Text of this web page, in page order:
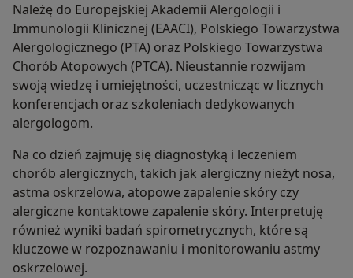
Należę do Europejskiej Akademii Alergologii i
Immunologii Klinicznej (EAACI), Polskiego Towarzystwa
Alergologicznego (PTA) oraz Polskiego Towarzystwa
Chorób Atopowych (PTCA). Nieustannie rozwijam
swoją wiedzę i umiejętności, uczestnicząc w licznych
konferencjach oraz szkoleniach dedykowanych
alergologom.
Na co dzień zajmuję się diagnostyką i leczeniem
chorób alergicznych, takich jak alergiczny nieżyt nosa,
astma oskrzelowa, atopowe zapalenie skóry czy
alergiczne kontaktowe zapalenie skóry. Interpretuję
również wyniki badań spirometrycznych, które są
kluczowe w rozpoznawaniu i monitorowaniu astmy
oskrzelowej.